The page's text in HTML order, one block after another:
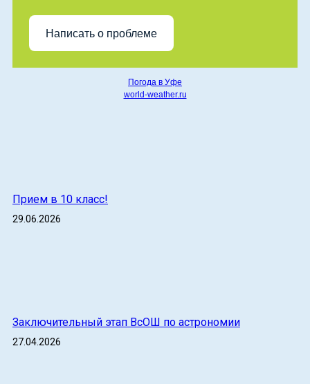
Написать о проблеме
Погода в Уфе
world-weather.ru
Прием в 10 класс!
29.06.2026
Заключительный этап ВсОШ по астрономии
27.04.2026